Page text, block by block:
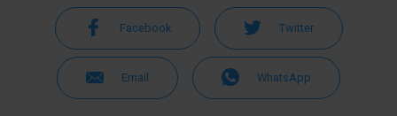
Facebook Twitter
Email WhatsApp